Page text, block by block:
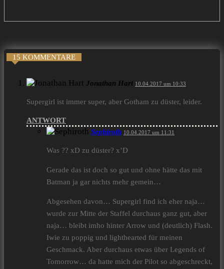
15 KOMMENTARE
Jonathan Hart 10.04.2017 um 10:33
Supergirl ist immer super, aber Gotham zu düster, leider.
ANTWORT
Sephiroth 10.04.2017 um 11:31
Was ?? xD zu düster? x’D
Gerade das ist doch so gut und ohne hätte das mit
Batman ja gar nichts mehr gemein…
Abgesehen davon… Supergirl find ich eher naja…
wurde zur Mitte der Staffel durchaus ganz gut, aber
naja… bleibt imho hinter Arrow und (deutlich) Flash.
Iwie zu poppig und lighthearted für meinen
Geschmack. Aber durchaus etwas über Legends of
Tomorrow… da hatte mich der Pilot so abgeschreckt,